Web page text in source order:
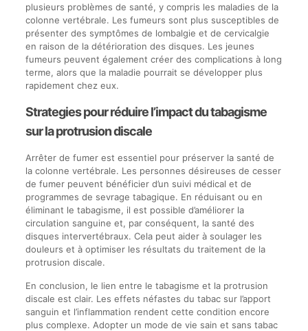
plusieurs problèmes de santé, y compris les maladies de la
colonne vertébrale. Les fumeurs sont plus susceptibles de
présenter des symptômes de lombalgie et de cervicalgie
en raison de la détérioration des disques. Les jeunes
fumeurs peuvent également créer des complications à long
terme, alors que la maladie pourrait se développer plus
rapidement chez eux.
Strategies pour réduire l’impact du tabagisme
sur la protrusion discale
Arrêter de fumer est essentiel pour préserver la santé de
la colonne vertébrale. Les personnes désireuses de cesser
de fumer peuvent bénéficier d’un suivi médical et de
programmes de sevrage tabagique. En réduisant ou en
éliminant le tabagisme, il est possible d’améliorer la
circulation sanguine et, par conséquent, la santé des
disques intervertébraux. Cela peut aider à soulager les
douleurs et à optimiser les résultats du traitement de la
protrusion discale.
En conclusion, le lien entre le tabagisme et la protrusion
discale est clair. Les effets néfastes du tabac sur l’apport
sanguin et l’inflammation rendent cette condition encore
plus complexe. Adopter un mode de vie sain et sans tabac